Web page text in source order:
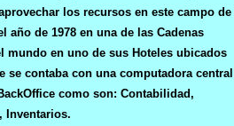
los recursos en este campo de
año de 1978 en una de las Cadenas
mundo en uno de sus Hoteles ubicados
se contaba con una computadora central
como son: Contabilidad,
Inventarios.